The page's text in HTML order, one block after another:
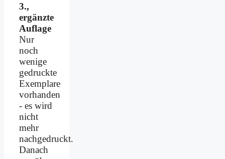
3.,
ergänzte
Auflage
Nur
noch
wenige
gedruckte
Exemplare
vorhanden
- es wird
nicht
mehr
nachgedruckt.
Danach